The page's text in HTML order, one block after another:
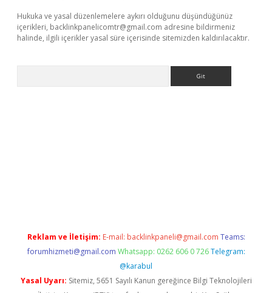
Hukuka ve yasal düzenlemelere aykırı olduğunu düşündüğünüz
içerikleri, backlinkpanelicomtr@gmail.com adresine bildirmeniz
halinde, ilgili içerikler yasal süre içerisinde sitemizden kaldırılacaktır.
Reklam ve İletişim: E-mail: backlinkpaneli@gmail.com Teams:
forumhizmeti@gmail.com Whatsapp: 0262 606 0 726 Telegram:
@karabul
Yasal Uyarı: Sitemiz, 5651 Sayılı Kanun gereğince Bilgi Teknolojileri